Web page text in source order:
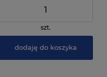
szt.
dodaję do koszyka